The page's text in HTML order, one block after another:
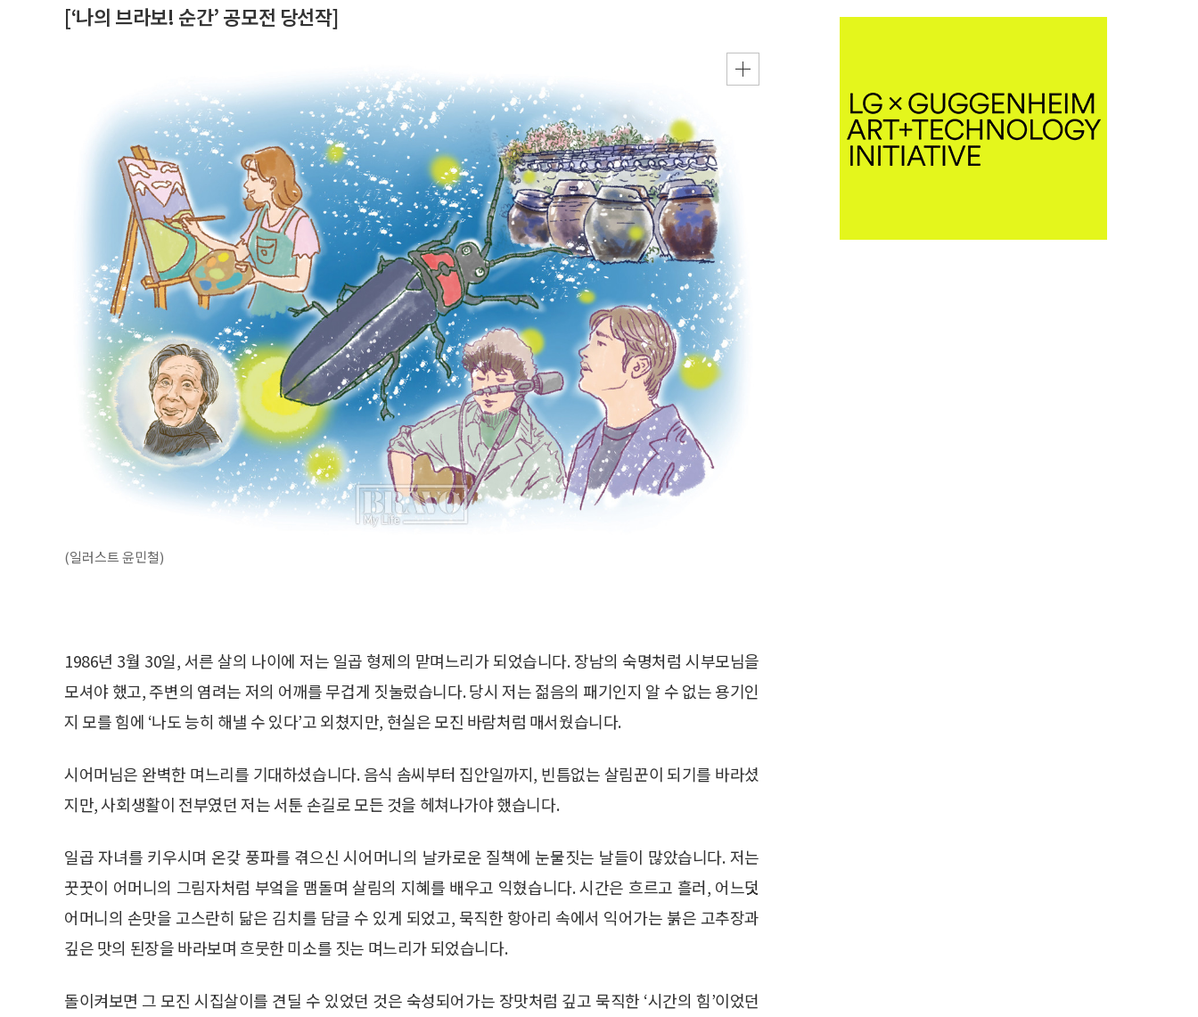
[‘나의 브라보! 순간’ 공모전 당선작]
(일러스트 윤민철)
1986년 3월 30일, 서른 살의 나이에 저는 일곱 형제의 맏며느리가 되었습니다. 장남의 숙명처럼 시부모님을
모셔야 했고, 주변의 염려는 저의 어깨를 무겁게 짓눌렀습니다. 당시 저는 젊음의 패기인지 알 수 없는 용기인
지 모를 힘에 ‘나도 능히 해낼 수 있다’고 외쳤지만, 현실은 모진 바람처럼 매서웠습니다.
시어머님은 완벽한 며느리를 기대하셨습니다. 음식 솜씨부터 집안일까지, 빈틈없는 살림꾼이 되기를 바라셨
지만, 사회생활이 전부였던 저는 서툰 손길로 모든 것을 헤쳐나가야 했습니다.
일곱 자녀를 키우시며 온갖 풍파를 겪으신 시어머니의 날카로운 질책에 눈물짓는 날들이 많았습니다. 저는
꿋꿋이 어머니의 그림자처럼 부엌을 맴돌며 살림의 지혜를 배우고 익혔습니다. 시간은 흐르고 흘러, 어느덧
어머니의 손맛을 고스란히 닮은 김치를 담글 수 있게 되었고, 묵직한 항아리 속에서 익어가는 붉은 고추장과
깊은 맛의 된장을 바라보며 흐뭇한 미소를 짓는 며느리가 되었습니다.
돌이켜보면 그 모진 시집살이를 견딜 수 있었던 것은 숙성되어가는 장맛처럼 깊고 묵직한 ‘시간의 힘’이었던